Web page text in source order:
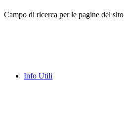
Campo di ricerca per le pagine del sito
Info Utili